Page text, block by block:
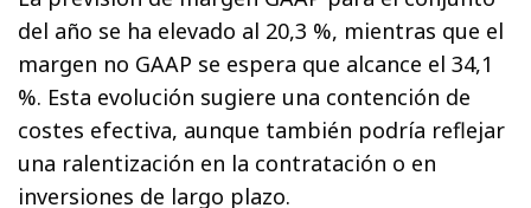
del año se ha elevado al 20,3 %, mientras que el
margen no GAAP se espera que alcance el 34,1
%. Esta evolución sugiere una contención de
costes efectiva, aunque también podría reflejar
una ralentización en la contratación o en
inversiones de largo plazo.